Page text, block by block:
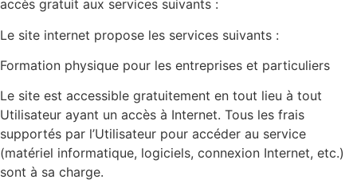
accès gratuit aux services suivants :
Le site internet propose les services suivants :
Formation physique pour les entreprises et particuliers
Le site est accessible gratuitement en tout lieu à tout
Utilisateur ayant un accès à Internet. Tous les frais
supportés par l’Utilisateur pour accéder au service
(matériel informatique, logiciels, connexion Internet, etc.)
sont à sa charge.